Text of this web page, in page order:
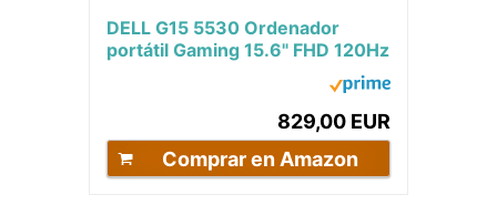
DELL G15 5530 Ordenador
portátil Gaming 15.6" FHD 120Hz
Display, Intel Core i5-13450HX,
829,00 EUR
Comprar en Amazon